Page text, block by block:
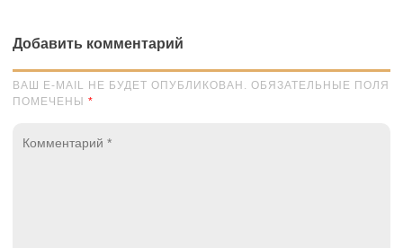
Добавить комментарий
ВАШ E-MAIL НЕ БУДЕТ ОПУБЛИКОВАН. ОБЯЗАТЕЛЬНЫЕ ПОЛЯ
ПОМЕЧЕНЫ *